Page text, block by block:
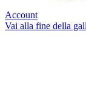
Account
Vai alla fine della